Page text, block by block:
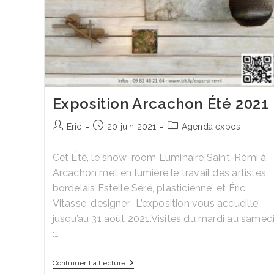
Exposition Arcachon Été 2021
Auteur/autrice
publication :
Eric
Publication
20 juin 2021
PostAgenda expos
Cet Été, le show-room Luminaire Saint-Rémi à
Arcachon met en lumière le travail des artistes
bordelais Estelle Séré, plasticienne, et Éric
Vitasse, designer. L’exposition vous accueille
jusqu’au 31 août 2021.Visites du mardi au
:…
Continuer La LectureExposition